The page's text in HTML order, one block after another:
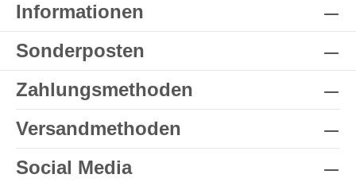
Informationen
Sonderposten
Zahlungsmethoden
Versandmethoden
Social Media